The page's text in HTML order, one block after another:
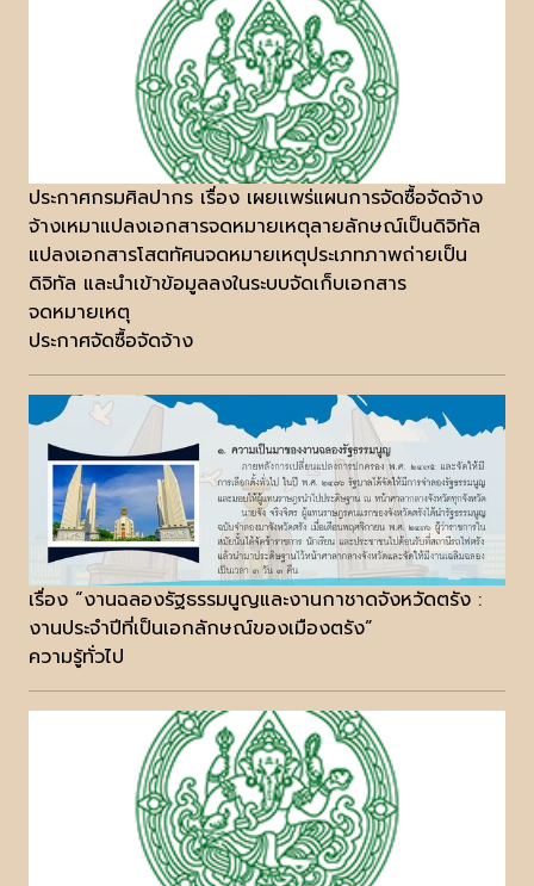
ประกาศกรมศิลปากร เรื่อง เผยเเพร่แผนการจัดซื้อจัดจ้าง
จ้างเหมาแปลงเอกสารจดหมายเหตุลายลักษณ์เป็นดิจิทัล
แปลงเอกสารโสตทัศนจดหมายเหตุประเภทภาพถ่ายเป็น
ดิจิทัล และนำเข้าข้อมูลลงในระบบจัดเก็บเอกสาร
จดหมายเหตุ
ประกาศจัดซื้อจัดจ้าง
เรื่อง “งานฉลองรัฐธรรมนูญและงานกาชาดจังหวัดตรัง :
งานประจำปีที่เป็นเอกลักษณ์ของเมืองตรัง”
ความรู้ทั่วไป